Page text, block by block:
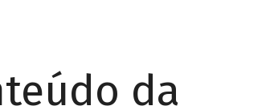
da